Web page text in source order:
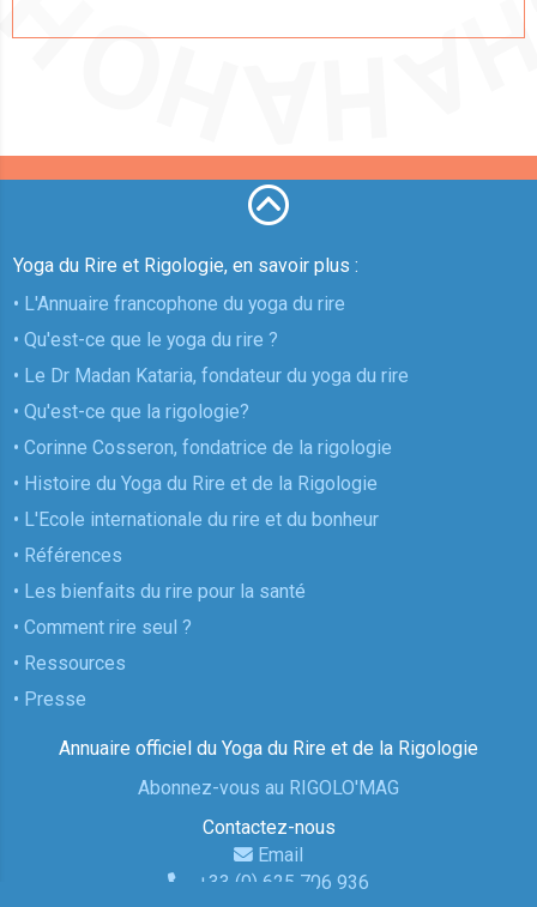
Yoga du Rire et Rigologie, en savoir plus :
• L'Annuaire francophone du yoga du rire
• Qu'est-ce que le yoga du rire ?
• Le Dr Madan Kataria, fondateur du yoga du rire
• Qu'est-ce que la rigologie?
• Corinne Cosseron, fondatrice de la rigologie
• Histoire du Yoga du Rire et de la Rigologie
• L'Ecole internationale du rire et du bonheur
• Références
• Les bienfaits du rire pour la santé
• Comment rire seul ?
• Ressources
• Presse
Annuaire officiel du Yoga du Rire et de la Rigologie
Abonnez-vous au RIGOLO'MAG
Contactez-nous
Email
+33 (0) 625 706 936